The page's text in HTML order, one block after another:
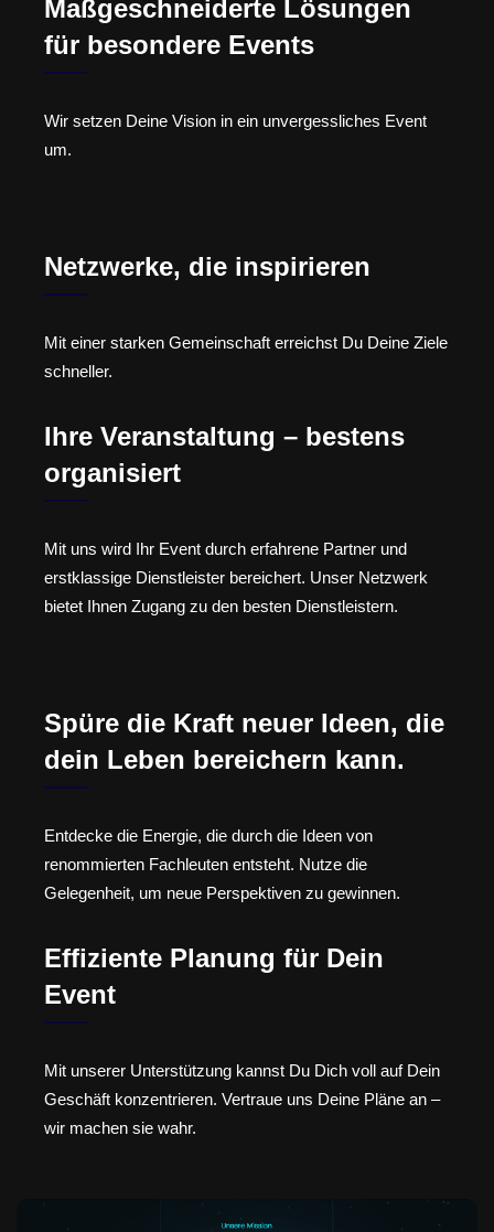
Maßgeschneiderte Lösungen
für besondere Events
Wir setzen Deine Vision in ein unvergessliches Event
um.
Netzwerke, die inspirieren
Mit einer starken Gemeinschaft erreichst Du Deine Ziele
schneller.
Ihre Veranstaltung – bestens
organisiert
Mit uns wird Ihr Event durch erfahrene Partner und
erstklassige Dienstleister bereichert. Unser Netzwerk
bietet Ihnen Zugang zu den besten Dienstleistern.
Spüre die Kraft neuer Ideen, die
dein Leben bereichern kann.
Entdecke die Energie, die durch die Ideen von
renommierten Fachleuten entsteht. Nutze die
Gelegenheit, um neue Perspektiven zu gewinnen.
Effiziente Planung für Dein
Event
Mit unserer Unterstützung kannst Du Dich voll auf Dein
Geschäft konzentrieren. Vertraue uns Deine Pläne an –
wir machen sie wahr.